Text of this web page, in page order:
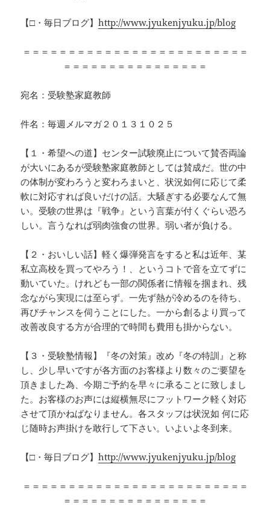
【□・毎日ブログ】http://www.jyukenjyuku.jp/blog
＝＝＝＝＝＝＝＝＝＝＝＝＝＝＝＝＝＝＝＝＝＝＝＝＝
＝＝＝＝＝＝＝＝＝＝＝＝＝＝＝＝
宛名：受験塾家庭教師
件名：毎週メルマガ２０１３１０２５
【１・希望への道】センター試験廃止について賛否両論
が大いにあるが受験塾家庭教師としては賛成だ。世の中
の体制が変わろうと変わろまいと、状況如何に応じて柔
軟に対応すれば良いだけの話。大騒ぎする必要なんて無
い。受験の世界は『戦争』という言葉が付くぐらい恐ろ
しい。言うなれば弱肉強食の世界。弱い者が負ける。
【２・おいしい話】軽く爆弾発言をすると私は近年、某
私立高校を買ってやろう！、というコトで音を立てずに
動いていた。けれども一部の関係者に情報を掴まれ、残
念ながら実現には至らず。一先ず熱が冷めるのを待ち、
再びチャンスを伺うことにした。一から創るより買って
改善改良する方が合理的で時間も費用も掛からない。
【３・受験塾情報】『冬の対策』改め『冬の特訓』と称
し、少し早いですが各方面のお客様より数々のご要望を
頂きました為、今期ご予約を早々に承ることに致しまし
た。お客様のお声には縦横無尽にフットワーク軽く対応
させて頂かねばなりません。各スタッフは状況如 何に応
じ随時お声掛けを敢行して下さい。いよいよ冬到来。
【□・毎日ブログ】http://www.jyukenjyuku.jp/blog
＝＝＝＝＝＝＝＝＝＝＝＝＝＝＝＝＝＝＝＝＝＝＝＝＝
＝＝＝＝＝＝＝＝＝＝＝＝＝＝＝＝